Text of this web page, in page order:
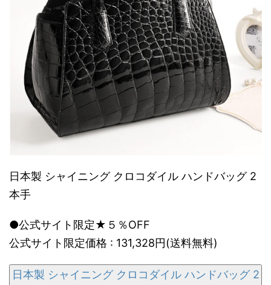
日本製 シャイニング クロコダイル ハンドバッグ 2
本手
●公式サイト限定★５％OFF
公式サイト限定価格 : 131,328円(送料無料)
日本製 シャイニング クロコダイル ハンドバッグ 2